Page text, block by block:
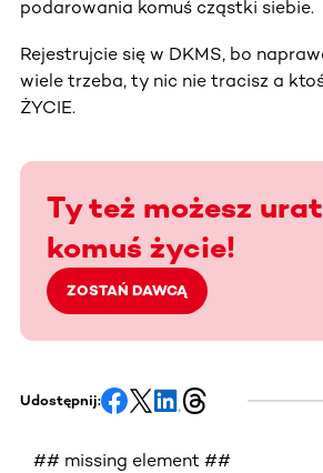
podarowania komuś cząstki siebie.
Rejestrujcie się w DKMS, bo
wiele trzeba, ty nic nie tracisz a
ŻYCIE.
Ty też możesz
komuś życie!
ZOSTAŃ DAWCĄ
Udostępnij:
## missing element ##